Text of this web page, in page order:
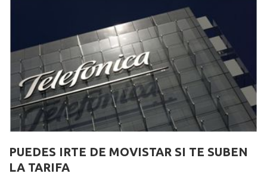
PUEDES IRTE DE MOVISTAR SI TE SUBEN
LA TARIFA